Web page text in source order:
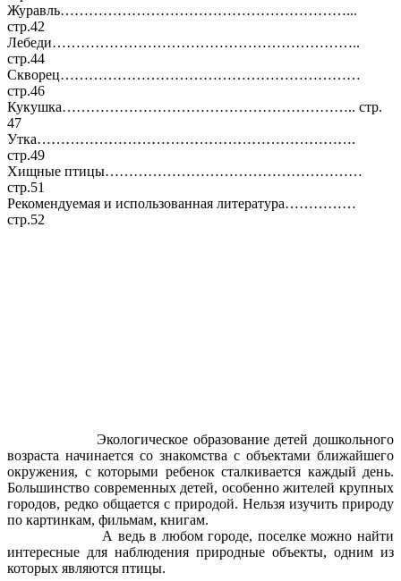
Журавль……………………………………………………...
стр.42
Лебеди………………………………………………………..
стр.44
Скворец………………………………………………………
стр.46
Кукушка…………………………………………………….. стр.
47
Утка………………………………………………………….
стр.49
Хищные птицы………………………………………………
стр.51
Рекомендуемая и использованная литература……………
стр.52
Экологическое образование детей дошкольного
возраста начинается со знакомства с объектами ближайшего
окружения, с которыми ребенок сталкивается каждый день.
Большинство современных детей, особенно жителей крупных
городов, редко общается с природой. Нельзя изучить природу
по картинкам, фильмам, книгам.
А ведь в любом городе, поселке можно найти
интересные для наблюдения природные объекты, одним из
которых являются птицы.